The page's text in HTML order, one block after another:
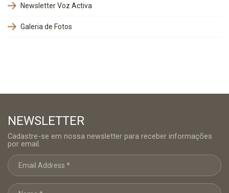
Newsletter Voz Activa
Galeria de Fotos
NEWSLETTER
Cadastre-se em nossa newsletter para receber informações
por email.